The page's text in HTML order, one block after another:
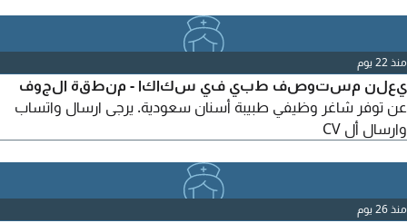
منذ 22 يوم
يعلن مستوصف طبي في سكاكا - منطقة الجوف
عن توفر شاغر وظيفي طبيبة أسنان سعودية. يرجى ارسال واتساب
وارسال أل CV
منذ 26 يوم